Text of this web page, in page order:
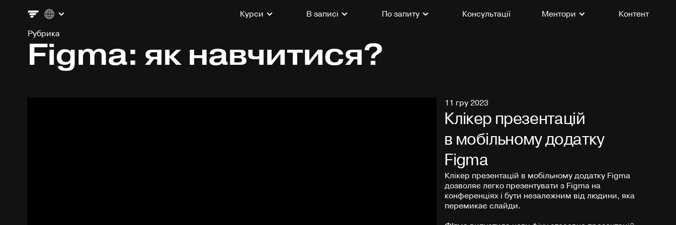
Курси В записі По запиту Консультації Ментори
Контент
Рубрика
Figma: як навчитися?
11 гру 2023
Клікер презентацій
в мобільному додатку
Figma
Клікер презентацій в мобільному додатку Figma
дозволяє легко презентувати з Figma на
конференціях і бути незалежним від людини, яка
перемикає слайди.